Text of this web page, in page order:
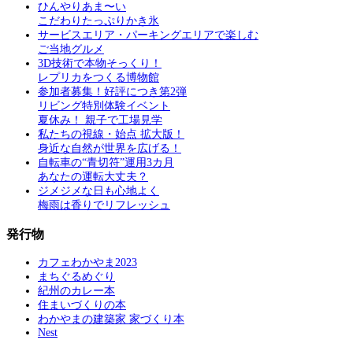
ひんやりあま〜い
こだわりたっぷりかき氷
サービスエリア・パーキングエリアで楽しむ
ご当地グルメ
3D技術で本物そっくり！
レプリカをつくる博物館
参加者募集！好評につき第2弾
リビング特別体験イベント
夏休み！ 親子で工場見学
私たちの視線・始点 拡大版！
身近な自然が世界を広げる！
自転車の“青切符”運用3カ月
あなたの運転大丈夫？
ジメジメな日も心地よく
梅雨は香りでリフレッシュ
発行物
カフェわかやま2023
まちぐるめぐり
紀州のカレー本
住まいづくりの本
わかやまの建築家 家づくり本
Nest